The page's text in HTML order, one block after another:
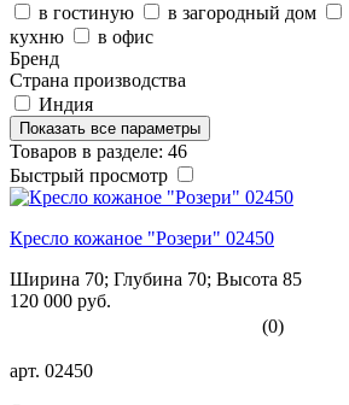
в гостиную
в загородный дом
кухню
в офис
Бренд
Страна производства
Индия
Показать все параметры
Товаров в разделе: 46
Быстрый просмотр
Кресло кожаное "Розери" 02450
Ширина 70; Глубина 70; Высота 85
120 000 руб.
(0)
арт. 02450